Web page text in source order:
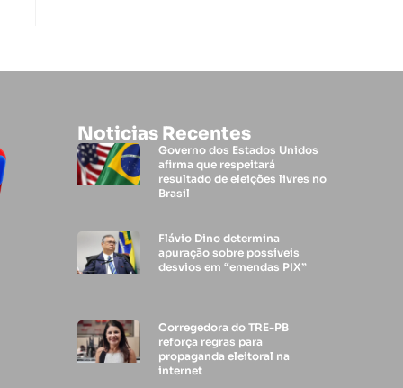
Noticias Recentes
Governo dos Estados Unidos
afirma que respeitará
resultado de eleições livres no
Brasil
Flávio Dino determina
apuração sobre possíveis
desvios em “emendas PIX”
Corregedora do TRE-PB
reforça regras para
propaganda eleitoral na
internet